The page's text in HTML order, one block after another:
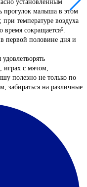
установленным
прогулок малыша в этом
при температуре воздуха
сокращается5.
первой половине дня и
играх с мячом,
полезно не только по
забираться на различные